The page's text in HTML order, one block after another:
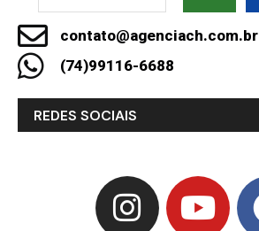
contato@agenciach.com.br
(74)99116-6688
REDES SOCIAIS